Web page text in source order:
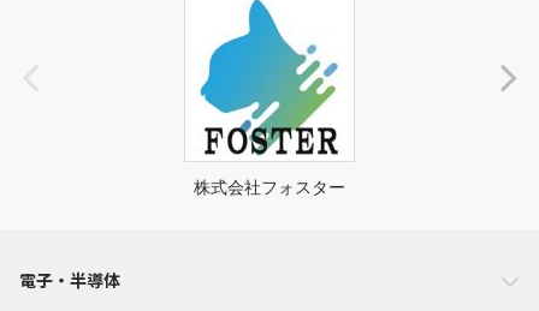
株式会社フォスター
電子・半導体